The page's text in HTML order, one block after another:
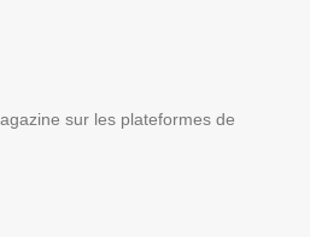
sur les plateformes de